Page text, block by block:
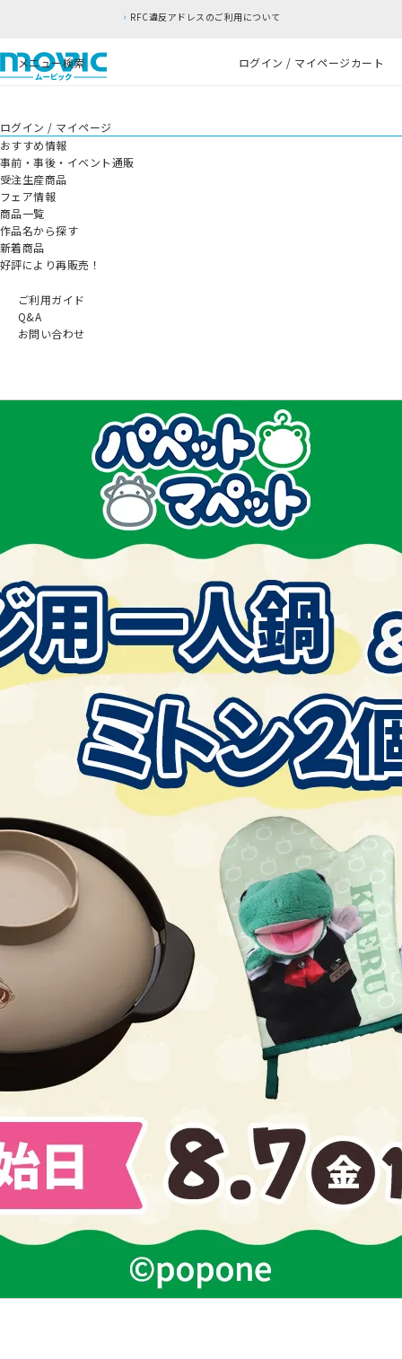
RFC違反アドレスのご利用について
メニュー検索 ログイン / マイページカート
ログイン / マイページ
おすすめ情報
事前・事後・イベント通販
受注生産商品
フェア情報
商品一覧
作品名から探す
新着商品
好評により再販売！
ご利用ガイド
Q&A
お問い合わせ